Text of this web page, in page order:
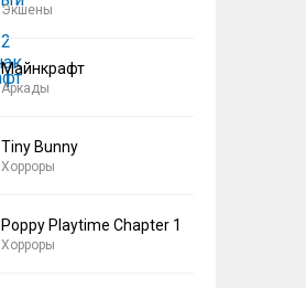
Экшены
Майнкрафт
Аркады
Tiny Bunny
Хорроры
Poppy Playtime Chapter 1
Хорроры